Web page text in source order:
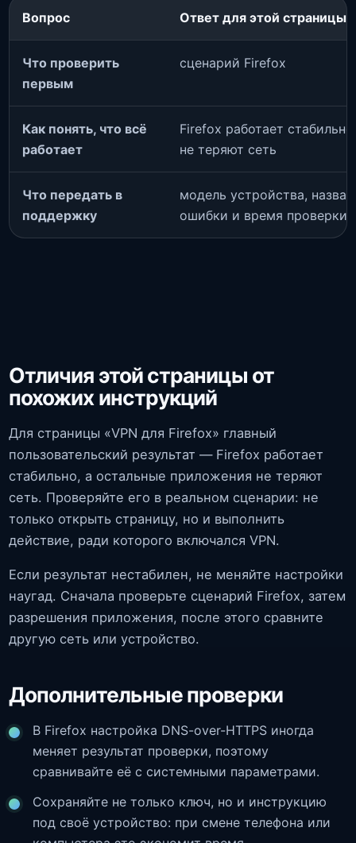
Вопрос Ответ для этой страницы
Что проверить
первым
сценарий Firefox
Как понять, что всё
работает
Firefox работает
не теряют сеть
Что передать в
поддержку
модель устройства,
ошибки и время проверки
Отличия этой страницы от
похожих инструкций
Для страницы «VPN для Firefox» главный
пользовательский результат — Firefox работает
стабильно, а остальные приложения не теряют
сеть. Проверяйте его в реальном сценарии: не
только открыть страницу, но и выполнить
действие, ради которого включался VPN.
Если результат нестабилен, не меняйте настройки
наугад. Сначала проверьте сценарий Firefox, затем
разрешения приложения, после этого сравните
другую сеть или устройство.
Дополнительные проверки
В Firefox настройка DNS-over-HTTPS иногда
меняет результат проверки, поэтому
сравнивайте её с системными параметрами.
Сохраняйте не только ключ, но и инструкцию
под своё устройство: при смене телефона или